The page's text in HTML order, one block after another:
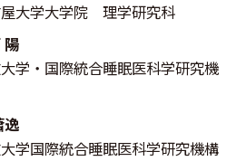
大学大学院 理学研究科
陽
学・国際統合睡眠医科学研究機
逸
学国際統合睡眠医科学研究機構